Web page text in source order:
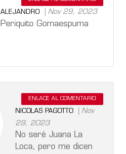
ALEJANDRO Nov 29, 2023
Periquito Gomaespuma
ENLACE AL COMENTARIO
NICOLAS PAGOTTO
Nov
29, 2023
No seré Juana La
Loca, pero me dicen